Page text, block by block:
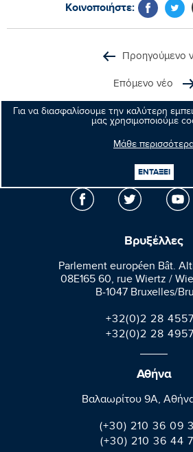
Για να διασφαλίσουμε την καλύτερη
μας χρησιμοποιούμε
Μάθε
ΕΝΤΑΞΕΙ
Κοινοποιήστε:
Προηγούμενο
Επόμενο νέο
Μανώλης
Βρυξέλλες
Parlement européen Bât.
08E165 60, rue Wiertz /
B-1047 Bruxelles/
+32(0)2 28
+32(0)2 28
Αθήνα
Βαλαωρίτου 9A,
(+30) 210 36 09
(+30) 210 36 44